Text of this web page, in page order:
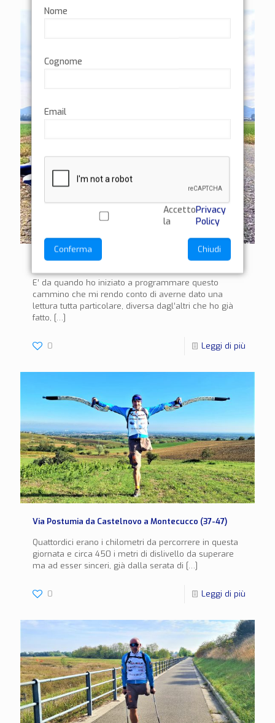
Via Postumia da Casteggio a Voghera (40-47)
E’ da quando ho iniziato a programmare questo
cammino che mi rendo conto di averne dato una
lettura tutta particolare, diversa dagl’altri che ho già
fatto, […]
0 Leggi di più
Via Postumia da Castelnovo a Montecucco (37-47)
Quattordici erano i chilometri da percorrere in questa
giornata e circa 450 i metri di dislivello da superare
ma ad esser sinceri, già dalla serata di […]
0 Leggi di più
Nome
Cognome
Email
Accetto
la
Privacy
Policy
Conferma Chiudi